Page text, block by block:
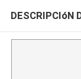
DESCRIPCIóN